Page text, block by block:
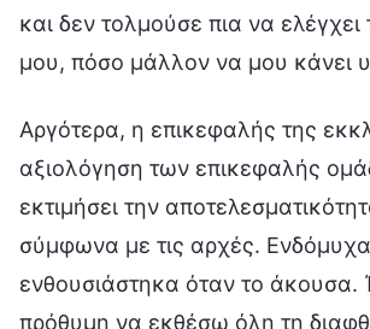
και δεν τολμούσε πια να ελέγχει
μου, πόσο μάλλον να μου κάνει
Αργότερα, η επικεφαλής της
αξιολόγηση των επικεφαλής
εκτιμήσει την
σύμφωνα με τις αρχές.
ενθουσιάστηκα όταν το
πρόθυμη να εκθέσω όλη τη